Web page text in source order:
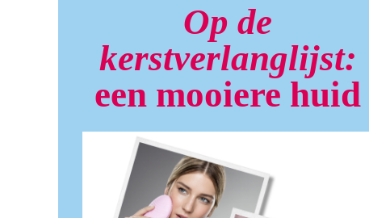
Op de
kerstverlanglijst:
een mooiere huid